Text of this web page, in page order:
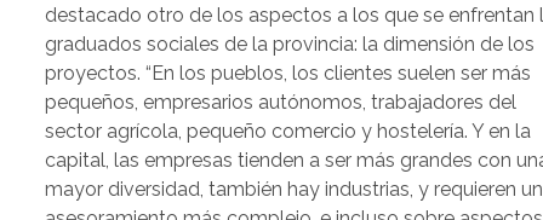
destacado otro de los aspectos a los que se enfrentan
graduados sociales de la provincia: la dimensión de los
proyectos. “En los pueblos, los clientes suelen ser más
pequeños, empresarios autónomos, trabajadores del
sector agrícola, pequeño comercio y hostelería. Y en la
capital, las empresas tienden a ser más grandes con
mayor diversidad, también hay industrias, y requieren un